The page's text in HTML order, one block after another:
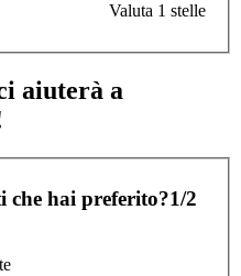
Valuta 1 stelle
aiuterà a
che hai preferito?1/2